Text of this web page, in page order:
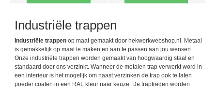
Industriële trappen
Industriële trappen op maat gemaakt door hekwerkwebshop.nl. Metaal
is gemakkelijk op maat te maken en aan te passen aan jou wensen.
Onze industriële trappen worden gemaakt van hoogwaardig staal en
standaard door ons verzinkt. Wanneer de metalen trap verwerkt word in
een interieur is het mogelijk om naast verzinken de trap ook te laten
poeder coaten in een RAL kleur naar keuze. De traptreden worden